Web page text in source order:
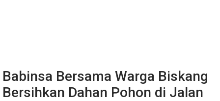
Babinsa Bersama Warga Biskang
Bersihkan Dahan Pohon di Jalan